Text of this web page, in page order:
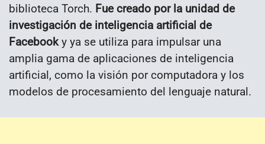
biblioteca Torch. Fue creado por la unidad de
investigación de inteligencia artificial de
Facebooky ya se utiliza para impulsar una
amplia gama de aplicaciones de inteligencia
artificial, como la visión por computadora y los
modelos de procesamiento del lenguaje natural.